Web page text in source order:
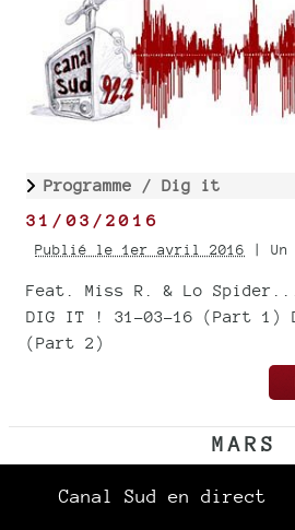
Programme / Dig it
31/03/2016
Publié le 1er avril 2016 | Un
Feat. Miss R. & Lo Spider...
DIG IT ! 31-03-16 (Part 1)
(Part 2)
MARS
Canal Sud en direct